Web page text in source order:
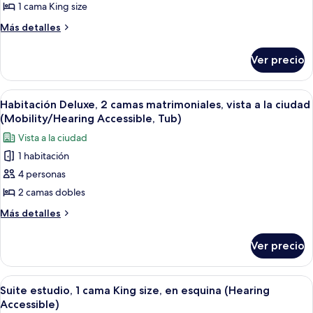
Habitación
Deluxe,
King
size
(Hearing
Accessible,
View)
1 cama King size
Más detalles
Más
Deluxe,
cama
King
size
(Hearing
Accessible,
View)
Ver precio
Abrir
todas
las
fotos
de
Habitación
Deluxe,
2
vista
a
la
ciudad
Una habitación de hotel moderna
6
Habitación Deluxe, 2 camas matrimoniales, vista a la ciudad
(Mobility/Hearing Accessible, Tub)
Vista a la ciudad
1 habitación
4 personas
2 camas dobles
Más detalles
Más
Deluxe,
camas
matrimoniales,
Ver precio
Abrir
todas
Habitación de hotel con una cama
4
Suite estudio, 1 cama King size, en esquina (Hearing
Accessible)